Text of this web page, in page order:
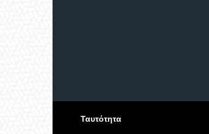
Ταυτότητα